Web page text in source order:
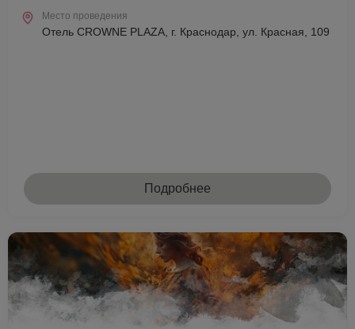
Место проведения
Отель CROWNE PLAZA, г. Краснодар, ул. Красная, 109
Подробнее